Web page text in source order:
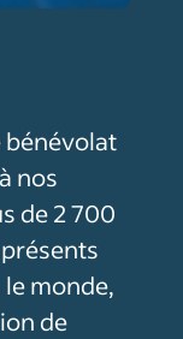
bénévolat
nos
de 2 700
monde,
de